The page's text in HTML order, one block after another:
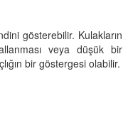
gösterebilir. Kulakların
veya düşük bir
bir göstergesi olabilir.